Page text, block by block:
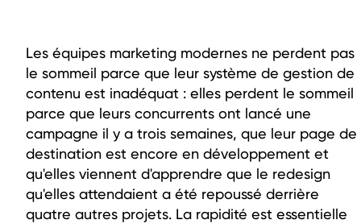
Les équipes marketing modernes ne perdent pas
le sommeil parce que leur système de gestion de
contenu est inadéquat : elles perdent le sommeil
parce que leurs concurrents ont lancé une
campagne il y a trois semaines, que leur page de
destination est encore en développement et
qu'elles viennent d'apprendre que le redesign
qu'elles attendaient a été repoussé derrière
quatre autres projets. La rapidité est essentielle